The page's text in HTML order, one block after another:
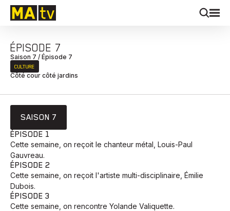
ÉPISODE 7
Saison 7 / Épisode 7
CULTURE
Côté cour côté jardins
SAISON 7
ÉPISODE 1
Cette semaine, on reçoit le chanteur métal, Louis-Paul
Gauvreau.
ÉPISODE 2
Cette semaine, on reçoit l'artiste multi-disciplinaire, Émilie
Dubois.
ÉPISODE 3
Cette semaine, on rencontre Yolande Valiquette.